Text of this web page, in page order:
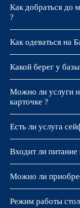
Как добраться до
?
Как одеваться на
Какой берег у
Можно ли услуги
карточке ?
Есть ли услуга
Входит ли питание
Можно ли
Режим работы